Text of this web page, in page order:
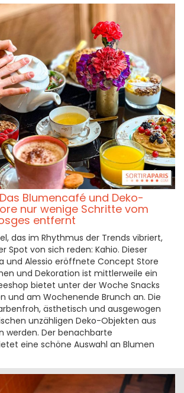
Blumencafé und Deko-
nur wenige Schritte vom
entfernt
das im Rhythmus der Trends vibriert,
Spot von sich reden: Kahio. Dieser
und Alessio eröffnete Concept Store
und Dekoration ist mittlerweile ein
bietet unter der Woche Snacks
und am Wochenende Brunch an. Die
ästhetisch und ausgewogen
unzähligen Deko-Objekten aus
werden. Der benachbarte
eine schöne Auswahl an Blumen